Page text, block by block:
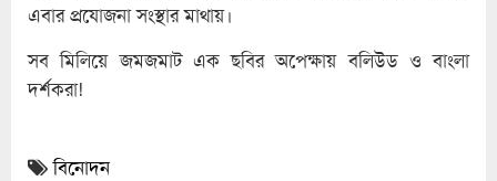
এবার প্রযোজনা সংস্থার মাথায়।
সব মিলিয়ে জমজমাট এক ছবির অপেক্ষায় বলিউড ও বাংলা
দর্শকরা!
বিনোদন